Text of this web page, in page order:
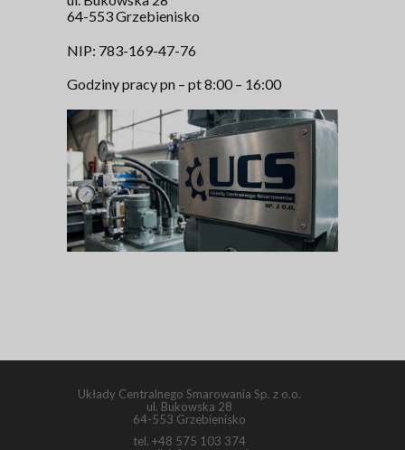
64-553 Grzebienisko
NIP: 783-169-47-76
Godziny pracy pn – pt 8:00 – 16:00
Układy Centralnego Smarowania Sp. z o.o.
ul. Bukowska 28
64-553 Grzebienisko
tel. +48 575 103 374